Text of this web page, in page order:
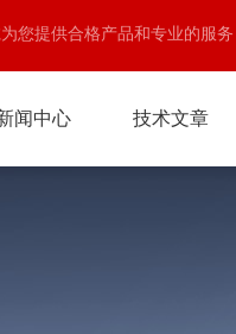
您提供合格产品和专业的服务
闻中心 技术文章